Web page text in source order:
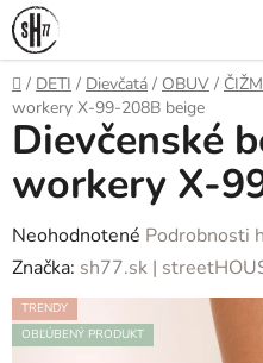
Prejsť
na
obsah
Domov
/ DETI / Dievčatá / OBUV /
workery X-99-208B beige
Dievčenské
workery X-
Priemerné
hodnotenie
produktu
je
Neohodnotené Podrobnosti
Značka: sh77.sk |
TRENDY
OBĽÚBENÝ PRODUKT